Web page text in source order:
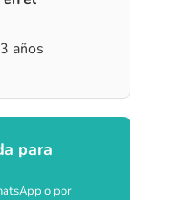
años
para
o por